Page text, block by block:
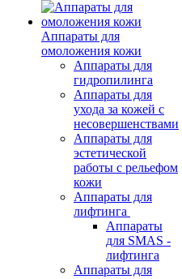
Аппараты для
омоложения кожи
Аппараты для
гидропилинга
Аппараты для
ухода за кожей с
несовершенствами
Аппараты для
эстетической
работы с рельефом
кожи
Аппараты для
лифтинга
Аппараты
для SMAS -
лифтинга
Аппараты для